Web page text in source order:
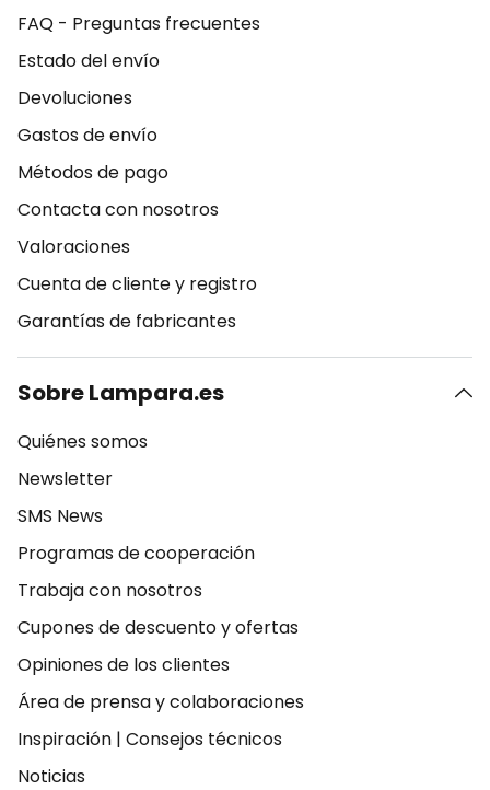
FAQ - Preguntas frecuentes
Estado del envío
Devoluciones
Gastos de envío
Métodos de pago
Contacta con nosotros
Valoraciones
Cuenta de cliente y registro
Garantías de fabricantes
Sobre Lampara.es
Quiénes somos
Newsletter
SMS News
Programas de cooperación
Trabaja con nosotros
Cupones de descuento y ofertas
Opiniones de los clientes
Área de prensa y colaboraciones
Inspiración | Consejos técnicos
Noticias